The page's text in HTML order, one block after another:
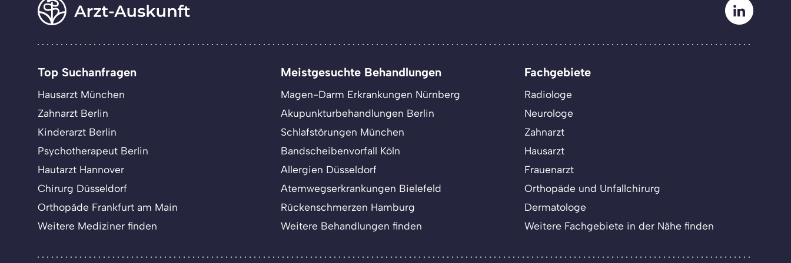
Top Suchanfragen
Hausarzt München
Zahnarzt Berlin
Kinderarzt Berlin
Psychotherapeut Berlin
Hautarzt Hannover
Chirurg Düsseldorf
Orthopäde Frankfurt am Main
Weitere Mediziner finden
Meistgesuchte Behandlungen
Magen-Darm Erkrankungen Nürnberg
Akupunkturbehandlungen Berlin
Schlafstörungen München
Bandscheibenvorfall Köln
Allergien Düsseldorf
Atemwegserkrankungen Bielefeld
Rückenschmerzen Hamburg
Weitere Behandlungen finden
Fachgebiete
Radiologe
Neurologe
Zahnarzt
Hausarzt
Frauenarzt
Orthopäde und Unfallchirurg
Dermatologe
Weitere Fachgebiete in der Nähe finden